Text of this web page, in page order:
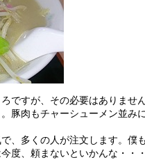
ですが、その必要はありませ
豚肉もチャーシューメン並み
、多くの人が注文します。僕
度、頼まないといかんな・・